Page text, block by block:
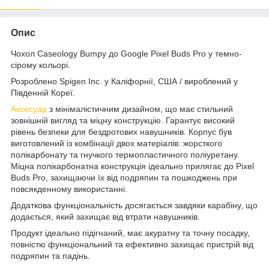
Опис
Чохол Caseology Bumpy до Google Pixel Buds Pro у темно-
сірому кольорі.
Розроблено Spigen Inc. у Каліфорнії, США / вироблений у
Південній Кореї.
Аксесуар з мінімалістичним дизайном, що має стильний
зовнішній вигляд та міцну конструкцію. Гарантує високий
рівень безпеки для бездротових навушників. Корпус був
виготовлений із комбінації двох матеріалів: жорсткого
полікарбонату та гнучкого термопластичного поліуретану.
Міцна полікарбонатна конструкція ідеально прилягає до Pixel
Buds Pro, захищаючи їх від подряпин та пошкоджень при
повсякденному використанні.
Додаткова функціональність досягається завдяки карабіну, що
додається, який захищає від втрати навушників.
Продукт ідеально підігнаний, має акуратну та точну посадку,
повністю функціональний та ефективно захищає пристрій від
подряпин та падінь.